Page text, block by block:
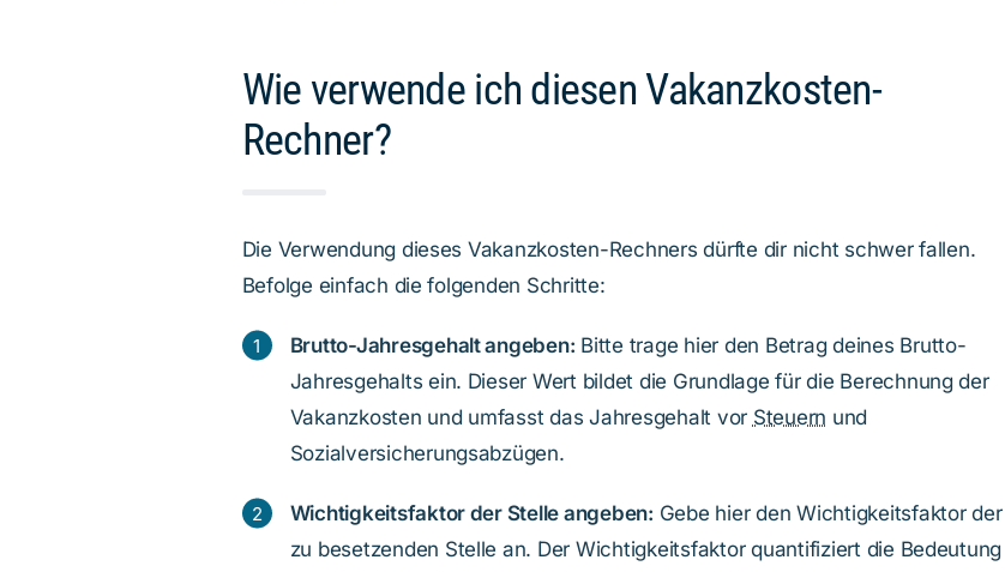
Wie verwende ich diesen Vakanzkosten-
Rechner?
Die Verwendung dieses Vakanzkosten-Rechners dürfte dir nicht schwer fallen.
Befolge einfach die folgenden Schritte:
Brutto-Jahresgehalt angeben: Bitte trage hier den Betrag deines Brutto-
Jahresgehalts ein. Dieser Wert bildet die Grundlage für die Berechnung der
Vakanzkosten und umfasst das Jahresgehalt vor Steuern und
Sozialversicherungsabzügen.
Wichtigkeitsfaktor der Stelle angeben: Gebe hier den Wichtigkeitsfaktor der
zu besetzenden Stelle an. Der Wichtigkeitsfaktor quantifiziert die Bedeutung